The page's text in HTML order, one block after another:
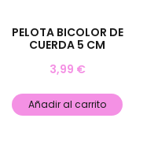
PELOTA BICOLOR DE
CUERDA 5 CM
3,99 €
Añadir al carrito